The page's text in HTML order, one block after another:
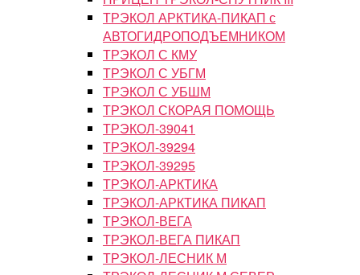
ТРЭКОЛ АРКТИКА-ПИКАП с
АВТОГИДРОПОДЪЕМНИКОМ
ТРЭКОЛ С КМУ
ТРЭКОЛ С УБГМ
ТРЭКОЛ С УБШМ
ТРЭКОЛ СКОРАЯ ПОМОЩЬ
ТРЭКОЛ-39041
ТРЭКОЛ-39294
ТРЭКОЛ-39295
ТРЭКОЛ-АРКТИКА
ТРЭКОЛ-АРКТИКА ПИКАП
ТРЭКОЛ-ВЕГА
ТРЭКОЛ-ВЕГА ПИКАП
ТРЭКОЛ-ЛЕСНИК М